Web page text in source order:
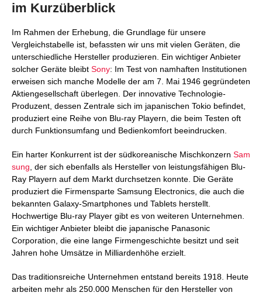
im Kurzüberblick
Im Rahmen der Erhebung, die Grundlage für unsere
Vergleichstabelle ist, befassten wir uns mit vielen Geräten, die
unterschiedliche Hersteller produzieren. Ein wichtiger Anbieter
solcher Geräte bleibt Sony: Im Test von namhaften Institutionen
erweisen sich manche Modelle der am 7. Mai 1946 gegründeten
Aktiengesellschaft überlegen. Der innovative Technologie-
Produzent, dessen Zentrale sich im japanischen Tokio befindet,
produziert eine Reihe von Blu-ray Playern, die beim Testen oft
durch Funktionsumfang und Bedienkomfort beeindrucken.
Ein harter Konkurrent ist der südkoreanische Mischkonzern Sam
sung, der sich ebenfalls als Hersteller von leistungsfähigen Blu-
Ray Playern auf dem Markt durchsetzen konnte. Die Geräte
produziert die Firmensparte Samsung Electronics, die auch die
bekannten Galaxy-Smartphones und Tablets herstellt.
Hochwertige Blu-ray Player gibt es von weiteren Unternehmen.
Ein wichtiger Anbieter bleibt die japanische Panasonic
Corporation, die eine lange Firmengeschichte besitzt und seit
Jahren hohe Umsätze in Milliardenhöhe erzielt.
Das traditionsreiche Unternehmen entstand bereits 1918. Heute
arbeiten mehr als 250.000 Menschen für den Hersteller von